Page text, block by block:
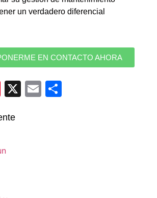
un verdadero diferencial
EN CONTACTO AHORA
Pinterest
X Email